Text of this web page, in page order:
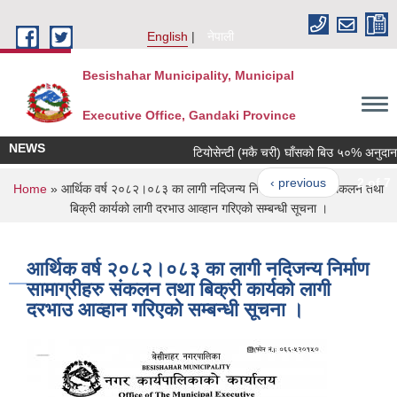
English
नेपाली
Besishahar Municipality, Municipal
Executive Office, Gandaki Province
NEWS टियोसेन्टी (मकै चरी) घाँसको बिउ ५०% अनुदानमा
‹ previous 2 of 7
You are here
Home » आर्थिक वर्ष २०८२।०८३ का लागी नदिजन्य निर्माण सामाग्रीहरु संकलन तथा
बिक्री कार्यको लागी दरभाउ आव्हान गरिएको सम्बन्धी सूचना ।
आर्थिक वर्ष २०८२।०८३ का लागी नदिजन्य निर्माण
सामाग्रीहरु संकलन तथा बिक्री कार्यको लागी
दरभाउ आव्हान गरिएको सम्बन्धी सूचना ।